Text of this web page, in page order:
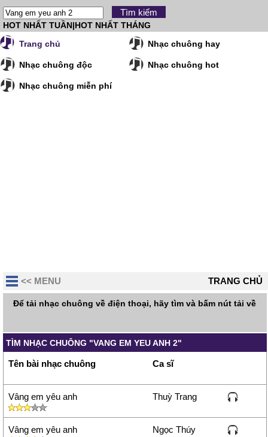
HOT NHẤT TUẦN|HOT NHẤT THÁNG
Trang chủ
Nhạc chuông hay
Nhạc chuông độc Nhạc chuông hot
Nhạc chuông miễn phí
TRANG CHỦ
<< MENU
Để tải nhạc chuông về điện thoại, hãy tìm và bấm nút tải về
TÌM NHẠC CHUÔNG "VANG EM YEU ANH 2"
Tên bài nhạc chuông Ca sĩ
Vâng em yêu anh Thuỳ Trang
Vâng em yêu anh Ngọc Thúy